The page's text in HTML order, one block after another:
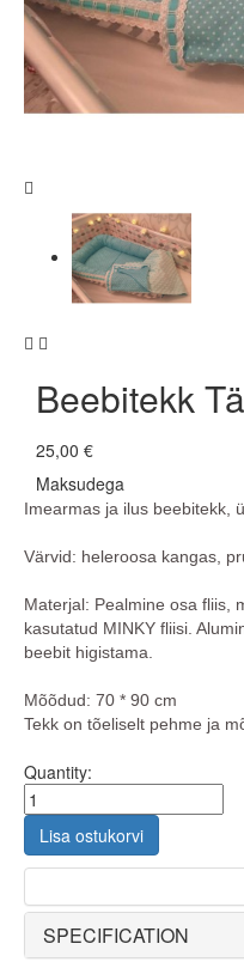
Beebitekk
25,00 €
Maksudega
Imearmas ja ilus beebitekk,
Värvid: heleroosa kangas,
Materjal: Pealmine osa fliis,
kasutatud MINKY fliisi.
beebit higistama.
Mõõdud: 70 * 90 cm
Tekk on tõeliselt pehme ja
Quantity:
Lisa ostukorvi
SPECIFICATION